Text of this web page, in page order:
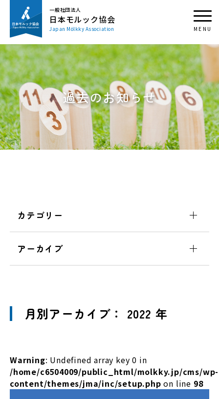
一般社団法人
日本モルック協会
Japan Mölkky Association
過去のお知らせ
月別アーカイブ： 2022 年
Warning: Undefined array key 0 in
/home/c6504009/public_html/molkky.jp/cms/wp-
content/themes/jma/inc/setup.php on line 98
カテゴリー
アーカイブ